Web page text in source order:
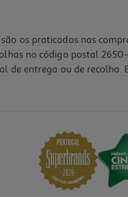
os praticados nas
no código postal
de entrega ou de